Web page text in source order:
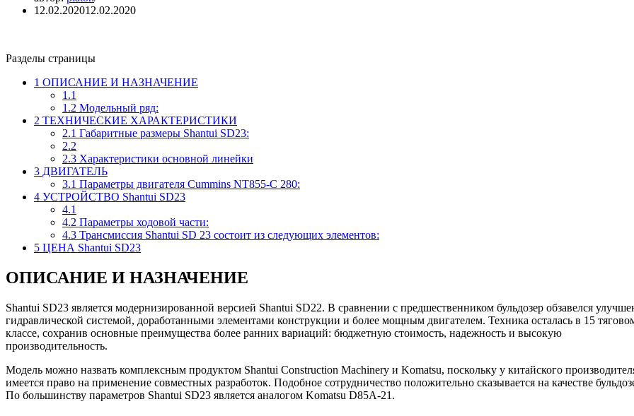
12.02.202012.02.2020
Разделы страницы
1 ОПИСАНИЕ И НАЗНАЧЕНИЕ
1.1
1.2 Модельный ряд:
2 ТЕХНИЧЕСКИЕ ХАРАКТЕРИСТИКИ
2.1 Габаритные размеры Shantui SD23:
2.2
2.3 Характеристики основной линейки
3 ДВИГАТЕЛЬ
3.1 Параметры двигателя Cummins NT855-C 280:
4 УСТРОЙСТВО Shantui SD23
4.1
4.2 Параметры ходовой части:
4.3 Трансмиссия Shantui SD 23 состоит из следующих элементов:
5 ЦЕНА Shantui SD23
ОПИСАНИЕ И НАЗНАЧЕНИЕ
Shantui SD23 является модернизированной версией Shantui SD22. В сравнении с предшественником бульдозер обзавелся
гидравлической системой, доработанными элементами конструкции и более мощным двигателем. Техника осталась в 15
классе, сохранив основные преимущества более ранних вариаций: бюджетную стоимость, надежность и высокую
производительность.
Модель можно назвать комплексным продуктом Shantui Construction Machinery и Komatsu, поскольку у китайского
имеется право на применение совместных разработок. Подобное сотрудничество положительно сказывается на качестве
По большинству параметров Shantui SD23 является аналогом Komatsu D85A-21.